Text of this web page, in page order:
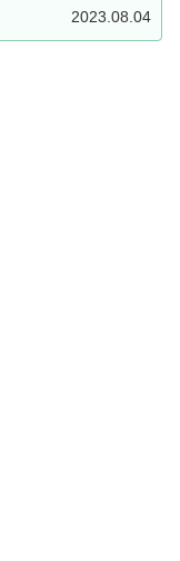
2023.08.04